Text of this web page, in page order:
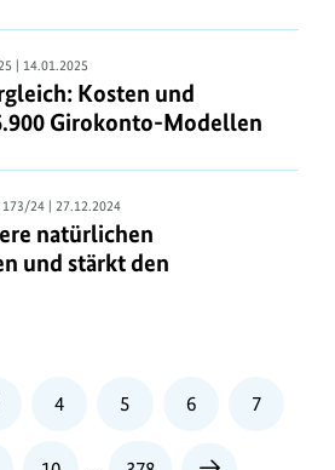
| 14.01.2025
Kosten und
Girokonto-Modellen
173/24 | 27.12.2024
natürlichen
und stärkt den
Seite
4 Seite
5 Seite
6 Seite
7